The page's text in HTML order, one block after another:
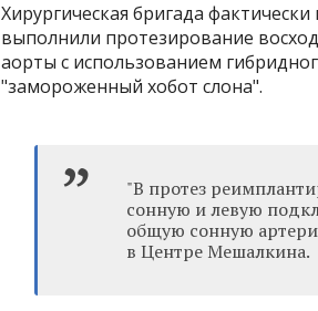
Хирургическая бригада
выполнили протезирование
аорты с использованием
"замороженный хобот слона".
"В протез
сонную и левую
общую сонную
в Центре Мешалкина.